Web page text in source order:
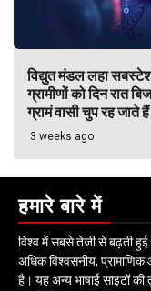
विद्युत मंडल लहा
ग्रामीणों को दिन रात
ग्रामं वासी चुप रह जाते
3 weeks ago
हमारे बारे में
विश्व में सबसे तेजी से बढ़ती हुई
अधिक विश्वसनीय, प्रामाणिक
है। यह अन्य भाषाई साइटों की